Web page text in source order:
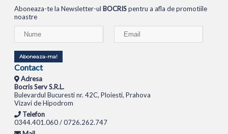
Aboneaza-te la Newsletter-ul BOCRISpentru a afla de promotiile
noastre
Aboneaza-ma!
Contact
Adresa
Bocris Serv S.R.L.
Bulevardul Bucuresti nr. 42C, Ploiesti, Prahova
Vizavi de Hipodrom
Telefon
0344.401.060 / 0726.262.747